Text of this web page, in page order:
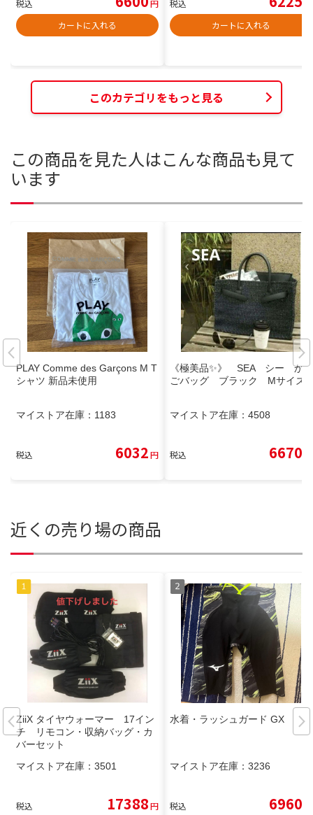
税込
円
カートに入れる
税込
カートに入れる
このカテゴリをもっと見る
この商品を見た人はこんな商品も見て
います
PLAY Comme des Garçons M T
シャツ 新品未使用
マイストア在庫： 1183
税込 6032円
《極美品✨️》 SEA シー か
ごバッグ ブラック Mサイズ
マイストア在庫： 4508
税込 6670
近くの売り場の商品
ZiiX タイヤウォーマー 17イン
チ リモコン・収納バッグ・カ
バーセット
マイストア在庫： 3501
税込 17388円
水着・ラッシュガード GX
マイストア在庫： 3236
税込 6960